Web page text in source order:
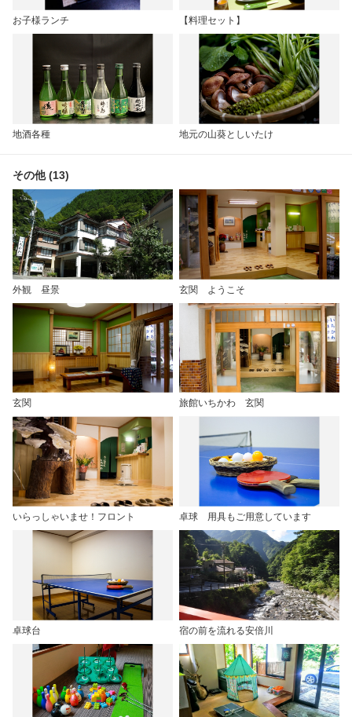
お子様ランチ 【料理セット】
地酒各種 地元の山葵としいたけ
その他 (13)
外観 昼景 玄関 ようこそ
玄関 旅館いちかわ 玄関
いらっしゃいませ！フロント 卓球 用具もご用意しています
卓球台 宿の前を流れる安倍川